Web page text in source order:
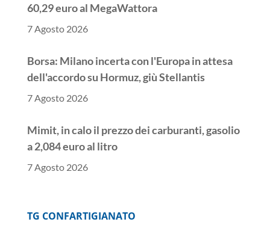
60,29 euro al MegaWattora
7 Agosto 2026
Borsa: Milano incerta con l'Europa in attesa
dell'accordo su Hormuz, giù Stellantis
7 Agosto 2026
Mimit, in calo il prezzo dei carburanti, gasolio
a 2,084 euro al litro
7 Agosto 2026
7 Agosto 2026
TG CONFARTIGIANATO